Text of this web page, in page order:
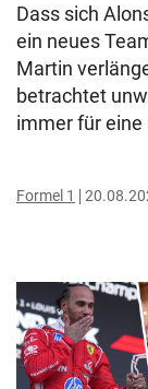
Dass sich
ein neues
Martin
betrachtet
immer für eine
Formel 1